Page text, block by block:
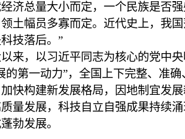
济总量大小而定，一个民族是否
土幅员多寡而定。近代史上，我
技落后。”
，以习近平同志为核心的党中央
的第一动力”，全国上下完整、准确
快构建新发展格局，因地制宜发
量发展，科技自立自强成果持续
勃发展。